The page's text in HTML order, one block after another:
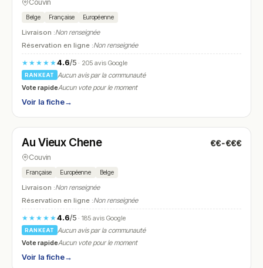
Couvin
Belge Française Européenne
Livraison :Non renseignée
Réservation en ligne :Non renseignée
★★★★★4.6/5· 205 avis Google
RANKEAT
Aucun avis par la communauté
Vote rapideAucun vote pour le moment
Voir la fiche→
N° 9
Au Vieux Chene €€-€€€
Couvin
Française Européenne Belge
Livraison :Non renseignée
Réservation en ligne :Non renseignée
★★★★★4.6/5· 185 avis Google
RANKEAT
Aucun avis par la communauté
Vote rapideAucun vote pour le moment
Voir la fiche→